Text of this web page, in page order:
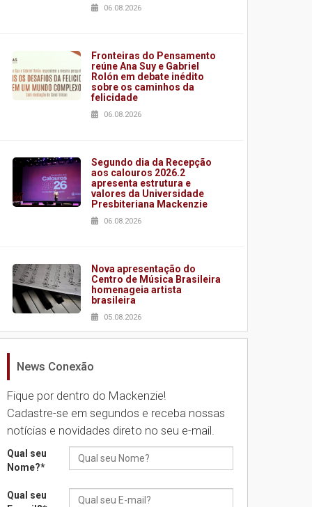
06.08.2026
Fronteiras do Pensamento
reúne Ana Suy e Gabriel
Rolón em debate inédito
sobre os caminhos da
felicidade
06.08.2026
Segundo dia da Recepção
aos calouros 2026.2
apresenta estrutura e
valores da Universidade
Presbiteriana Mackenzie
06.08.2026
Nova apresentação do
Centro de Música Brasileira
homenageia artista
brasileira
05.08.2026
Universidade Mackenzie
Seminário discute desafios
das novas tecnologias em
sistemas solares
04.08.2026
News Conexão
Fique por dentro do Mackenzie!
Cadastre-se em segundos e receba nossas
notícias e novidades direto no seu e-mail.
Qual seu
Nome?*
Qual seu